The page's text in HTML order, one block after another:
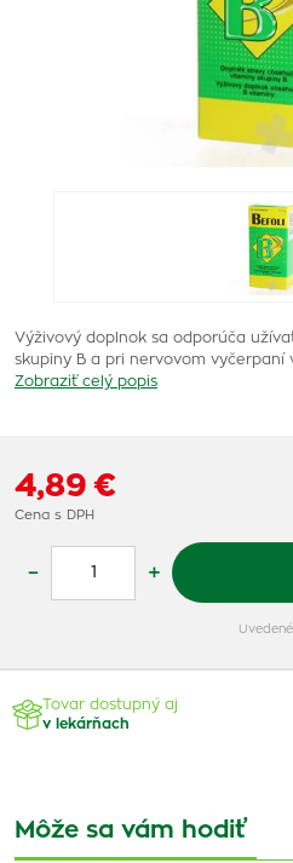
Výživový doplnok sa odporúča
skupiny B a pri nervovom vyčerpaní
Zobraziť celý popis
4,89 €
Cena s DPH
– +
Tovar dostupný aj
v lekárňach
Môže sa vám hodiť